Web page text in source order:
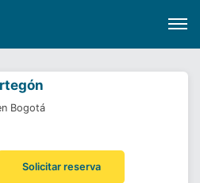
para clínicas
Bogotá
Solicitar reserva